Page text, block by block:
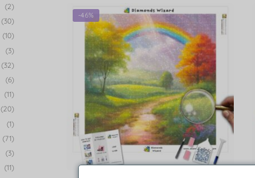
-46%
(2)
(30)
(10)
(3)
(32)
(6)
(11)
(20)
(1)
(71)
(3)
(11)